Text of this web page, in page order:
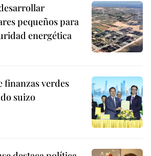
pequeños para
energética
finanzas verdes
suizo